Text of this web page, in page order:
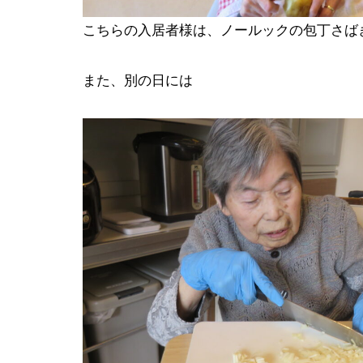
こちらの入居者様は、ノールックの包丁さば
また、別の日には